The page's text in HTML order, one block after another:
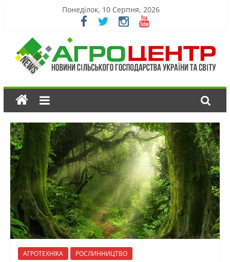
Понеділок, 10 Серпня, 2026
АГРОТЕХНІКА РОСЛИННИЦТВО